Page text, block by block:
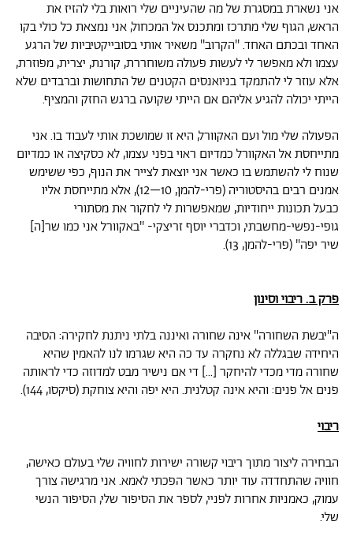
אני נשארת במסגרת של מה שהעיניים שלי רואות בלי להזיז את
הראש, הגוף שלי מתרכז ומתכנס אל המכחול, אני נמצאת כל כולי בקו
האחד ובכתם האחד. ''הקרוב'' משאיר אותי בסובייקטיביות של הרגע
עצמו ולא מאפשר לי לעשות פעולה משוחררת, קורנת, יצרית, מפוזרת,
אלא עוזר לי להתמקד בניואנסים הקטנים של התחושות וברבדים שלא
הייתי יכולה להגיע אליהם אם הייתי שקועה ברגש החזק והמציף.
הפעולה שלי מול ועם האקוורל, היא זו שמושכת אותי לעבוד בו. אני
מתייחסת אל האקוורל כמדיום ראוי בפני עצמו, לא כסקיצה או כמדיום
שנוח לי להשתמש בו כאשר אני יוצאת לצייר את הנוף, כפי ששימש
אמנים רבים בהיסטוריה (פרי-להמן, 10–12), אלא מתייחסת אליו
כבעל תכונות ייחודיות, שמאפשרות לי לחקור את מסתורי
גופי-נפשי-מחשבתי, וכדברי יוסף זריצקי- ''באקוורל אני כמו שר[ה]
שיר יפה'' (פרי-להמן, 13).
פרק ב. ריבוי וסינון
ה"יבשת השחורה" אינה שחורה ואיננה בלתי ניתנת לחקירה: הסיבה
היחידה שבגללה לא נחקרה עד כה היא שגרמו לנו להאמין שהיא
שחורה מדי מכדי להיחקר [...] די אם נישיר מבט למדוזה כדי לראותה
פנים אל פנים: והיא אינה קטלנית. היא יפה והיא צוחקת (סיקסו, 144).
ריבוי
הבחירה ליצור מתוך ריבוי קשורה ישירות לחוויה שלי בעולם כאישה,
חוויה שהתחדדה עוד יותר כאשר הפכתי לאמא. אני מרגישה צורך
עמוק, כאמניות אחרות לפניי, לספר את הסיפור שלי, הסיפור הנשי
שלי.